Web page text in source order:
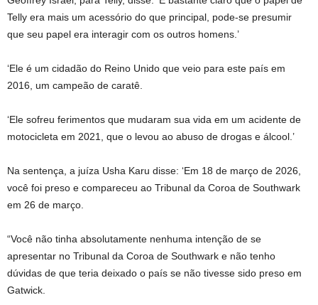
Telly era mais um acessório do que principal, pode-se presumir
que seu papel era interagir com os outros homens.’
‘Ele é um cidadão do Reino Unido que veio para este país em
2016, um campeão de caratê.
‘Ele sofreu ferimentos que mudaram sua vida em um acidente de
motocicleta em 2021, que o levou ao abuso de drogas e álcool.’
Na sentença, a juíza Usha Karu disse: ‘Em 18 de março de 2026,
você foi preso e compareceu ao Tribunal da Coroa de Southwark
em 26 de março.
“Você não tinha absolutamente nenhuma intenção de se
apresentar no Tribunal da Coroa de Southwark e não tenho
dúvidas de que teria deixado o país se não tivesse sido preso em
Gatwick.